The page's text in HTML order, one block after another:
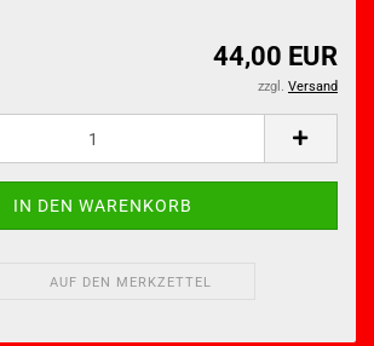
44,00 EUR
zzgl. Versand
AUF DEN MERKZETTEL